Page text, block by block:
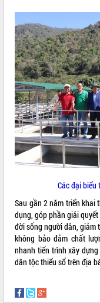
Trailer Lễ hội Sầu riêng Đắk
2026
Khám bệnh, cấp phát thuốc
và tặng quà người dân xã Cư
Hội nghị UBND tỉnh Đắk Lắk
tháng 7/2026
Lễ truy tặng danh hiệu “Bà
Nam Anh hùng” và trao Huân
Lao động
UBND tỉnh Đắk Lắk triển khai
vụ 6 tháng cuối năm 2026
Kỳ họp thứ Hai, Hội đồng
tỉnh khóa XI quyết nghị nhiều
Bí thư Tỉnh ủy Lương Nguyễn
Triết thăm, tặng quà người
cách mạng
Rà soát, hoàn thiện hệ thống
văn hóa, thể thao đáp ứng
phát triển mới
mặt Đoàn chuyên gia y tế TP.
ALBUM ẢNH
LIÊN KẾT WEB
THỐNG KÊ TRUY CẬP
Các đại biểu
Sau gần 2 năm triển khai
dụng, góp phần giải
đời sống người dân, giảm
không bảo đảm chất
nhanh tiến trình xây
dân tộc thiểu số trên địa